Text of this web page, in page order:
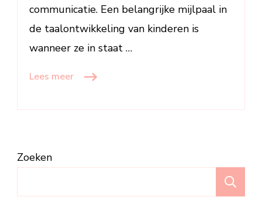
communicatie. Een belangrijke mijlpaal in
de taalontwikkeling van kinderen is
wanneer ze in staat …
Lees meer
Zoeken